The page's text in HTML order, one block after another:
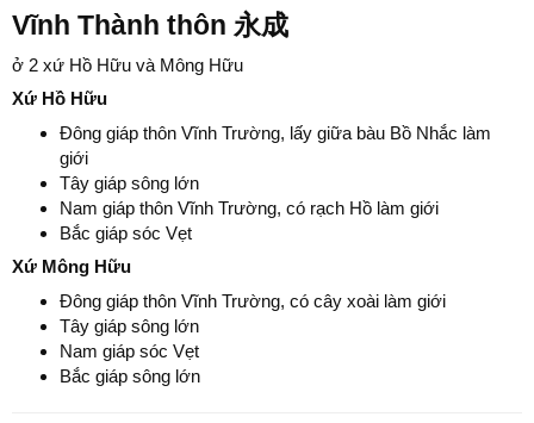
Vĩnh Thành thôn 永成
ở 2 xứ Hồ Hữu và Mông Hữu
Xứ Hồ Hữu
Đông giáp thôn Vĩnh Trường, lấy giữa bàu Bồ Nhắc làm
giới
Tây giáp sông lớn
Nam giáp thôn Vĩnh Trường, có rạch Hồ làm giới
Bắc giáp sóc Vẹt
Xứ Mông Hữu
Đông giáp thôn Vĩnh Trường, có cây xoài làm giới
Tây giáp sông lớn
Nam giáp sóc Vẹt
Bắc giáp sông lớn